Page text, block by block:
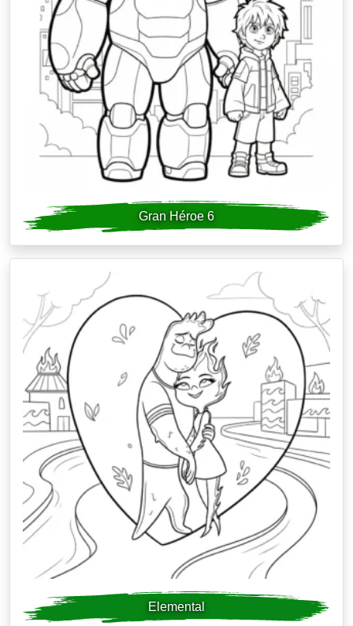
Gran Héroe 6
Elemental